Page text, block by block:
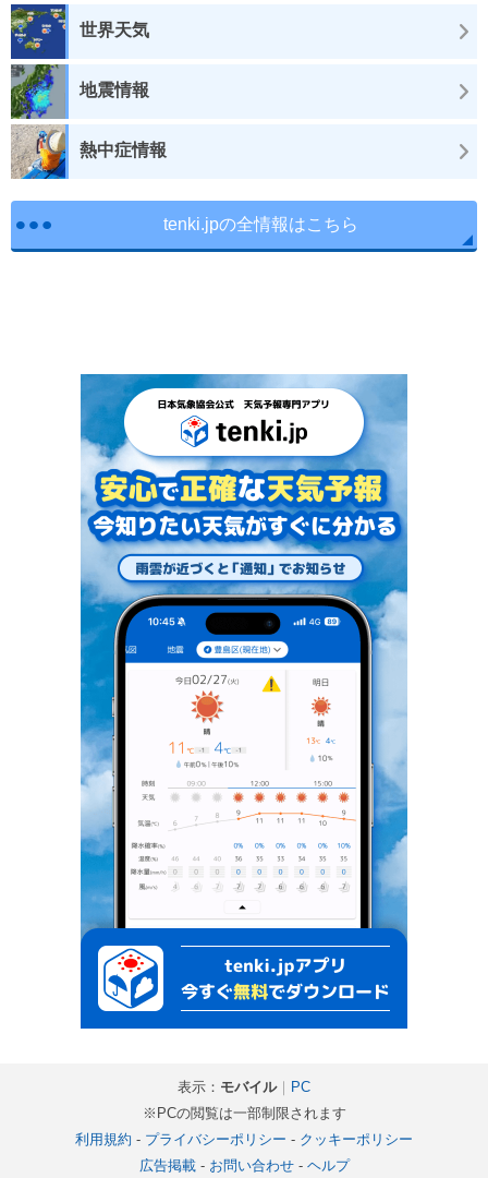
世界天気
地震情報
熱中症情報
tenki.jpの全情報はこちら
表示： モバイル｜ PC
※PCの閲覧は一部制限されます
利用規約 - プライバシーポリシー - クッキーポリシー
広告掲載- お問い合わせ- ヘルプ